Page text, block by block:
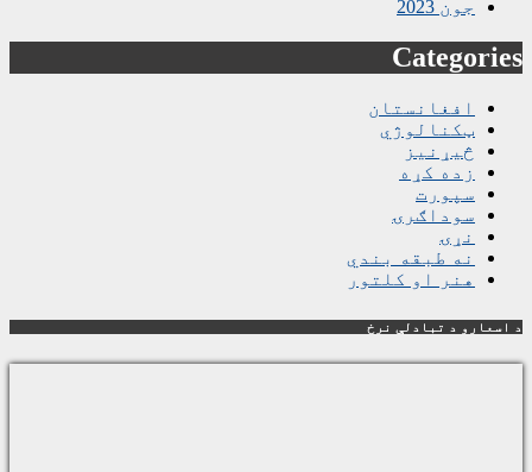
جون 2023
Categories
افغانستان
ټکنالوژي
څیړنیز
زده کړه
سپورت
سوداګرۍ
نړۍ
نه طبقه بندي
هنر او کلتور
د اسعارو د تبادلې نرخ